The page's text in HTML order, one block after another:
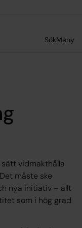
SökMeny
sätt vidmakthålla
måste ske
nya initiativ – allt
som i hög grad